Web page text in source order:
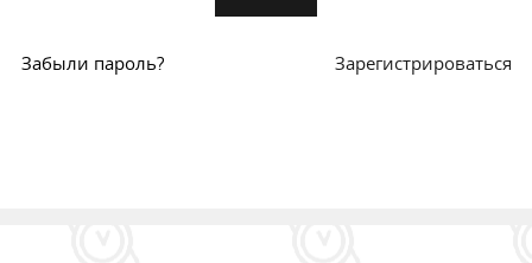
Забыли пароль? Зарегистрироваться